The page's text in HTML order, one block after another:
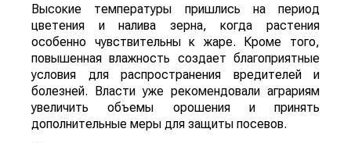
Высокие температуры пришлись на период
цветения и налива зерна, когда растения
особенно чувствительны к жаре. Кроме того,
повышенная влажность создает благоприятные
условия для распространения вредителей и
болезней. Власти уже рекомендовали аграриям
увеличить объемы орошения и принять
дополнительные меры для защиты посевов.